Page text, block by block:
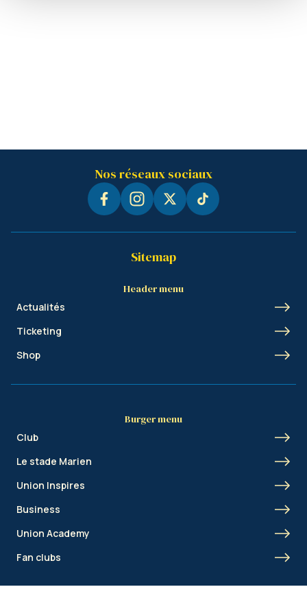
Nos réseaux sociaux
Sitemap
Header menu
Actualités
Ticketing
Shop
Burger menu
Club
Le stade Marien
Union Inspires
Business
Union Academy
Fan clubs